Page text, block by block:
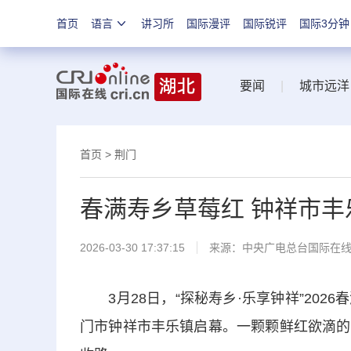
首页 语言 讲习所 国际漫评 国际锐评 国际3分钟
要闻 城市远洋
首页 > 荆门
春满寿乡草莓红 钟祥市
2026-03-30 17:37:15 来源：中央广电总台国际在线
3月28日，“探秘寿乡·乐享钟祥”2026春
门市钟祥市丰乐镇启幕。一颗颗鲜红欲滴